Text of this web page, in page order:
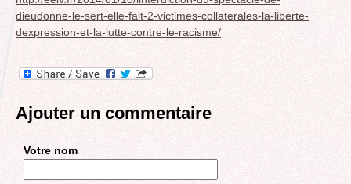
dieudonne-le-sert-elle-fait-2-victimes-collaterales-la-liberte-
dexpression-et-la-lutte-contre-le-racisme/
Ajouter un commentaire
Votre nom